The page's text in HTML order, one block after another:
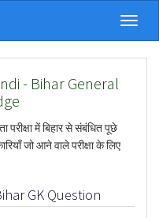
- Bihar General
परीक्षा में बिहार से संबंधित पूछे
जो आने वाले परीक्षा के लिए
GK Question